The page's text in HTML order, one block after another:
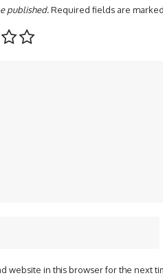
published.Required fields are marked
website in this browser for the next